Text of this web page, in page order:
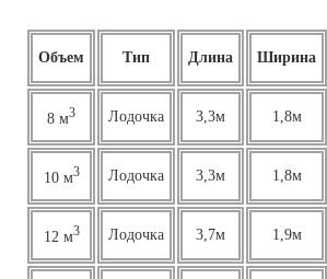
Объем Тип Длина Ширина
8 м3 Лодочка 3,3м 1,8м
10 м3 Лодочка 3,3м 1,8м
12 м3 Лодочка 3,7м 1,9м